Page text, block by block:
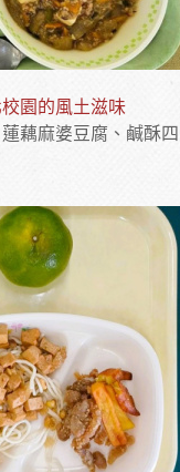
園的風土滋味
藕麻婆豆腐、鹹酥